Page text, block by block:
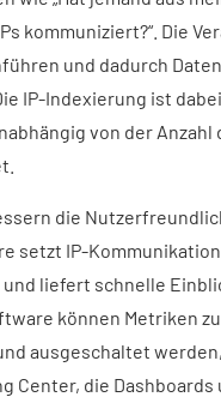
kommuniziert?“. Die
und dadurch
IP-Indexierung ist
von der Anzahl
die
setzt IP-
liefert schnelle
können Metriken
ausgeschaltet
Center, die